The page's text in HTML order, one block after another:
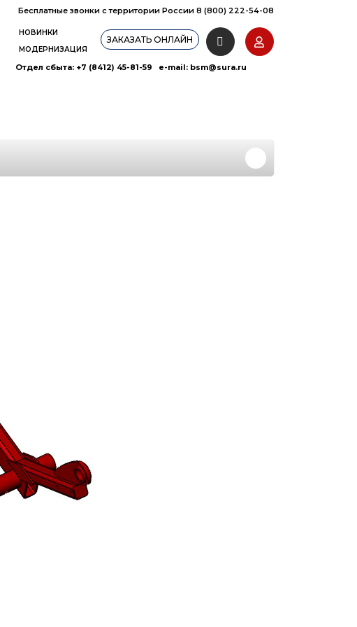
Бесплатные звонки с территории России 8 (800) 222-54-08
НОВИНКИ
МОДЕРНИЗАЦИЯ
ЗАКАЗАТЬ ОНЛАЙН
Отдел сбыта: +7 (8412) 45-81-59 e-mail: bsm@sura.ru